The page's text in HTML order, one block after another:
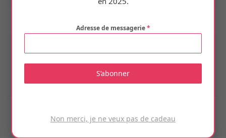
All fields marked with an asterisk (*) are required
Adresse de messagerie*
S’abonner
Non merci, je ne veux pas de cadeau